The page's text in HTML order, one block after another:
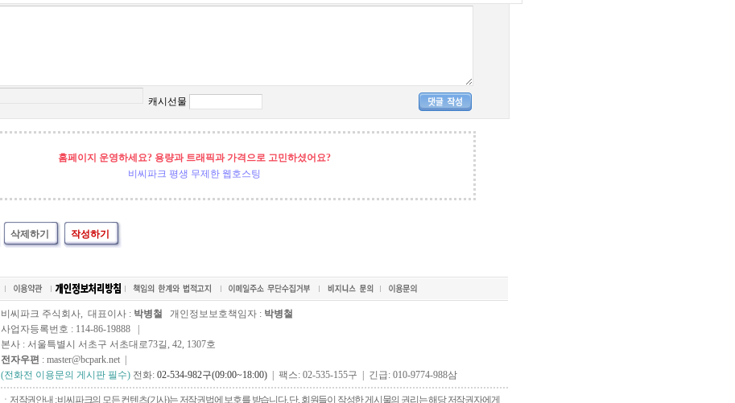
캐시선물
홈페이지 운영하세요? 용량과 트래픽과 가격으로 고민하셨어요?
비씨파크 평생 무제한 웹호스팅
삭제하기 작성하기
비씨파크 주식회사, 대표이사 : 박병철 개인정보보호책임자 : 박병철
사업자등록번호 : 114-86-19888 |
본사 : 서울특별시 서초구 서초대로73길, 42, 1307호
전자우편 : master@bcpark.net |
(전화전 이용문의 게시판 필수) 전화: 02-534-982구(09:00~18:00) | 팩스: 02-535-155구 | 긴급: 010-9774-988삼
ㆍ저작권안내 : 비씨파크의 모든 컨텐츠(기사)는 저작권법에 보호를 받습니다. 단, 회원들이 작성한 게시물의 권리는 해당 저작권자에게